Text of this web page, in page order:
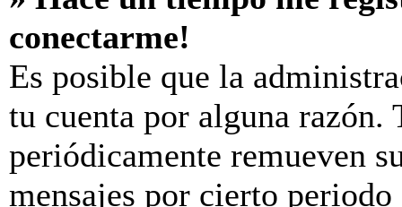
conectarme!
Es posible que la
tu cuenta por alguna razón.
periódicamente remueven
mensajes por cierto